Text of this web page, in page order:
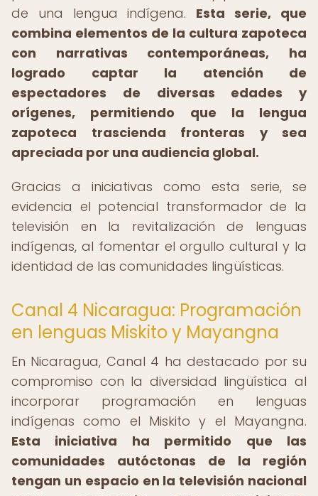
de una lengua indígena. Esta serie, que
combina elementos de la cultura zapoteca
con narrativas contemporáneas, ha
logrado captar la atención de
espectadores de diversas edades y
orígenes, permitiendo que la lengua
zapoteca trascienda fronteras y sea
apreciada por una audiencia global.
Gracias a iniciativas como esta serie, se
evidencia el potencial transformador de la
televisión en la revitalización de lenguas
indígenas, al fomentar el orgullo cultural y la
identidad de las comunidades lingüísticas.
Canal 4 Nicaragua: Programación
en lenguas Miskito y Mayangna
En Nicaragua, Canal 4 ha destacado por su
compromiso con la diversidad lingüística al
incorporar programación en lenguas
indígenas como el Miskito y el Mayangna.
Esta iniciativa ha permitido que las
comunidades autóctonas de la región
tengan un espacio en la televisión nacional